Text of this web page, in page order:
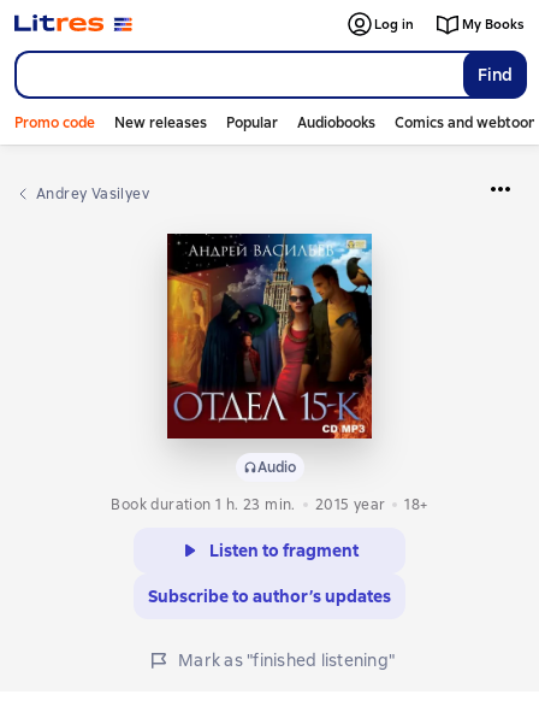
Find
Log in My Books
Promo code New releases Popular Audiobooks Comics and
Andrey Vasilyev
Audio
Book duration 1 h. 23 min.
2015 year 18+
Listen to fragment
Subscribe to author’s updates
Mark as "finished listening"